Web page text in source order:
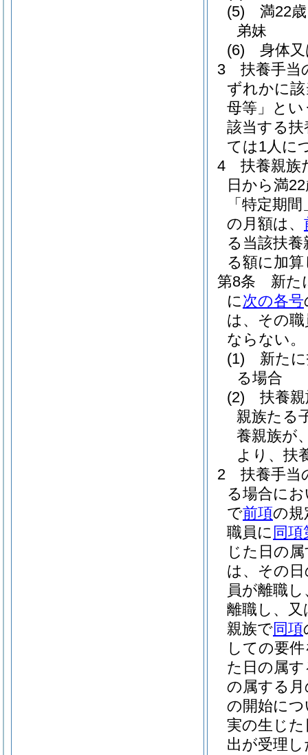
(5)
満22
弟妹
(6)
身体
3
扶養手当
ずれかに
母等」とい
該当する扶
ては1人に
4
扶養親族
日から満
「特定期
の月額は、
る当該扶
る額に加
第8条
新た
に次の各号
は、その
ならない。
(1)
新た
る場合
(2)
扶養
親族たる
養親族が
より、扶
2
扶養手当
る場合に
で前項の規
職員に 同項
じた日の
は、その
員が離職
離職し、
親族で同項
しての要
た日の属
の属する
の開始に
実の生じ
出が受理